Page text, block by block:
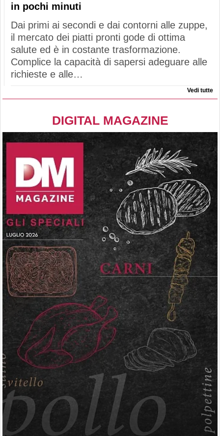
in pochi minuti
Dai primi ai secondi e dai contorni alle zuppe,
il mercato dei piatti pronti gode di ottima
salute ed è in costante trasformazione.
Complice la capacità di sapersi adeguare alle
richieste e alle…
Vedi tutte
DIGITAL MAGAZINE